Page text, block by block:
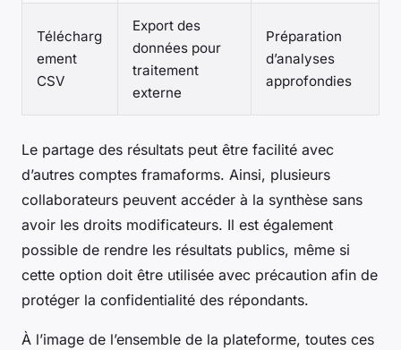
Télécharg
ement
CSV
Export des
données pour
traitement
externe
Préparation
d’analyses
approfondies
Le partage des résultats peut être facilité avec
d’autres comptes framaforms. Ainsi, plusieurs
collaborateurs peuvent accéder à la synthèse sans
avoir les droits modificateurs. Il est également
possible de rendre les résultats publics, même si
cette option doit être utilisée avec précaution afin de
protéger la confidentialité des répondants.
À l’image de l’ensemble de la plateforme, toutes ces